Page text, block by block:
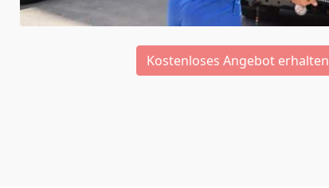
Kostenloses Angebot erhalten